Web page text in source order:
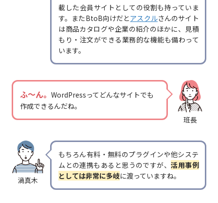
載した会員サイトとしての役割も持っていま
す。またBtoB向けだとアスクルさんのサイト
は商品カタログや企業の紹介のほかに、見積
もり・注文ができる業務的な機能も備わって
います。
班長
ふ～ん。WordPressってどんなサイトでも
作成できるんだね。
渦真木
もちろん有料・無料のプラグインや他システ
ムとの連携もあると思うのですが、活用事例
としては非常に多岐に渡っていますね。